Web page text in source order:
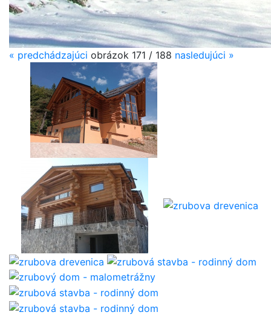
« predchádzajúci obrázok 171 / 188 nasledujúci »